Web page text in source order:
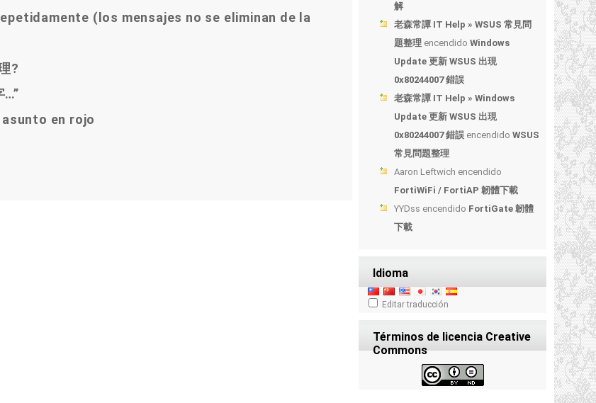
(los mensajes no se eliminan de la
?
…”
en rojo
解
老森常譚 IT Help » WSUS 常見問
題整理 encendido Windows
Update 更新 WSUS 出現
0x80244007 錯誤
老森常譚 IT Help » Windows
Update 更新 WSUS 出現
0x80244007 錯誤 encendido WSUS
常見問題整理
Aaron Leftwich encendido
FortiWiFi / FortiAP 韌體下載
YYDss encendido FortiGate 韌體
下載
Idioma
Editar traducción
Términos de licencia Creative
Commons